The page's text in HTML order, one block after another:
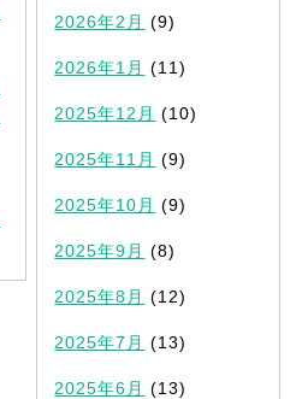
2026年2月 (9)
2026年1月 (11)
2025年12月 (10)
2025年11月 (9)
2025年10月 (9)
2025年9月 (8)
2025年8月 (12)
2025年7月 (13)
2025年6月 (13)